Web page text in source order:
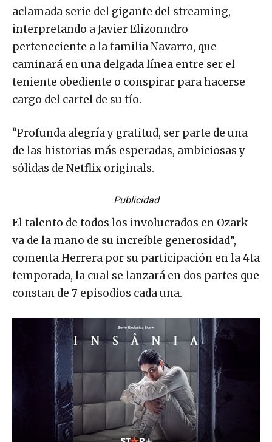
aclamada serie del gigante del streaming,
interpretando a Javier Elizonndro
perteneciente a la familia Navarro, que
caminará en una delgada línea entre ser el
teniente obediente o conspirar para hacerse
cargo del cartel de su tío.
“Profunda alegría y gratitud, ser parte de una
de las historias más esperadas, ambiciosas y
sólidas de Netflix originals.
Publicidad
El talento de todos los involucrados en Ozark
va de la mano de su increíble generosidad”,
comenta Herrera por su participación en la 4ta
temporada, la cual se lanzará en dos partes que
constan de 7 episodios cada una.